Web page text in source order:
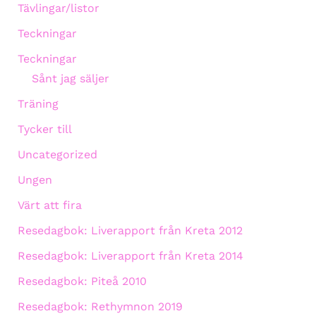
Tävlingar/listor
Teckningar
Teckningar
Sånt jag säljer
Träning
Tycker till
Uncategorized
Ungen
Värt att fira
Resedagbok: Liverapport från Kreta 2012
Resedagbok: Liverapport från Kreta 2014
Resedagbok: Piteå 2010
Resedagbok: Rethymnon 2019